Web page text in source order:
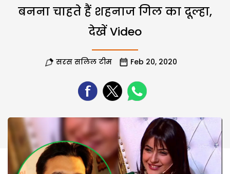
बनना चाहते हैं शहनाज गिल का दूल्हा,
देखें Video
सरस सलिल टीम Feb 20, 2020